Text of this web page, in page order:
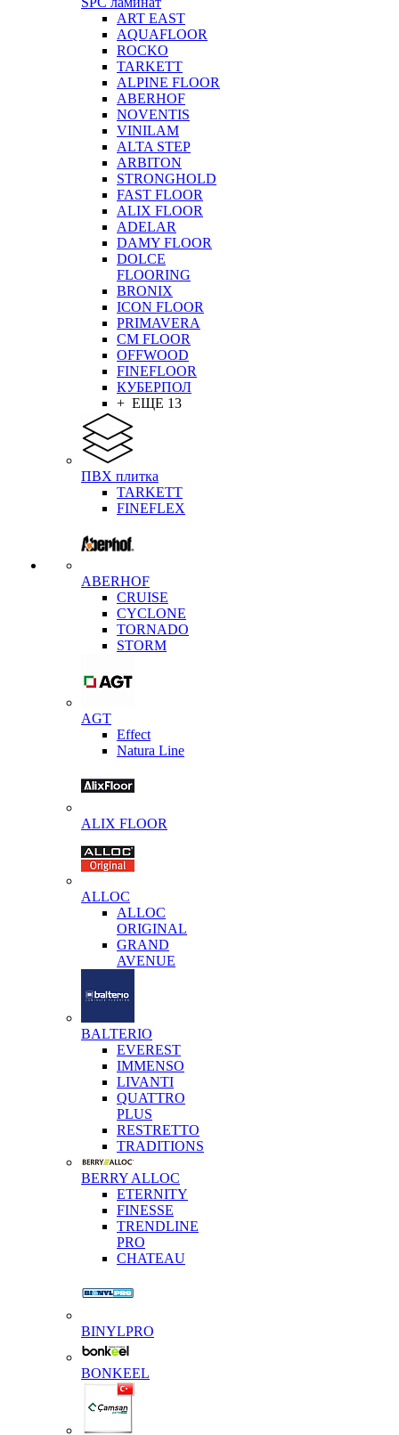
ART EAST
AQUAFLOOR
ROCKO
TARKETT
ALPINE FLOOR
ABERHOF
NOVENTIS
VINILAM
ALTA STEP
ARBITON
STRONGHOLD
FAST FLOOR
ALIX FLOOR
ADELAR
DAMY FLOOR
DOLCE
FLOORING
BRONIX
ICON FLOOR
PRIMAVERA
CM FLOOR
OFFWOOD
FINEFLOOR
КУБЕРПОЛ
+ ЕЩЕ 13
ПВХ плитка
TARKETT
FINEFLEX
ABERHOF
CRUISE
CYCLONE
TORNADO
STORM
AGT
Effect
Natura Line
ALIX FLOOR
ALLOC
ALLOC
ORIGINAL
GRAND
AVENUE
BALTERIO
EVEREST
IMMENSO
LIVANTI
QUATTRO
PLUS
RESTRETTO
TRADITIONS
BERRY ALLOC
ETERNITY
FINESSE
TRENDLINE
PRO
CHATEAU
BINYLPRO
BONKEEL